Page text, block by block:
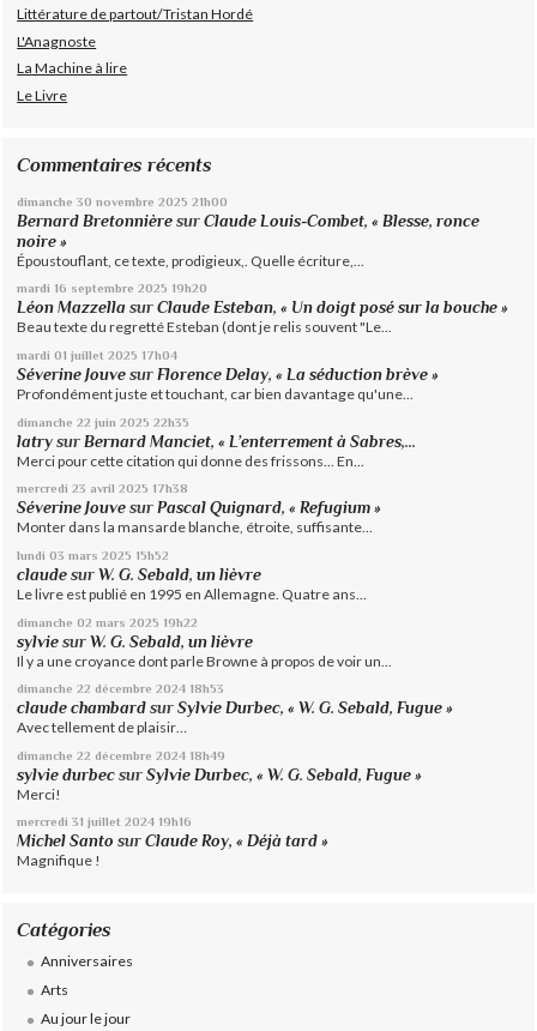
Littérature de partout/Tristan Hordé
L'Anagnoste
La Machine à lire
Le Livre
Commentaires récents
dimanche 30 novembre 2025 21h00
Bernard Bretonnière surClaude Louis-Combet, « Blesse, ronce
noire »
Époustouflant, ce texte, prodigieux,. Quelle écriture,...
mardi 16 septembre 2025 19h20
Léon Mazzella surClaude Esteban, « Un doigt posé sur la bouche »
Beau texte du regretté Esteban (dont je relis souvent "Le...
mardi 01 juillet 2025 17h04
Séverine Jouve surFlorence Delay, « La séduction brève »
Profondément juste et touchant, car bien davantage qu'une...
dimanche 22 juin 2025 22h35
latry surBernard Manciet, « L’enterrement à Sabres,...
Merci pour cette citation qui donne des frissons... En...
mercredi 23 avril 2025 17h38
Séverine Jouve surPascal Quignard, « Refugium »
Monter dans la mansarde blanche, étroite, suffisante...
lundi 03 mars 2025 15h52
claude surW. G. Sebald, un lièvre
Le livre est publié en 1995 en Allemagne. Quatre ans...
dimanche 02 mars 2025 19h22
sylvie surW. G. Sebald, un lièvre
Il y a une croyance dont parle Browne à propos de voir un...
dimanche 22 décembre 2024 18h53
claude chambard surSylvie Durbec, « W. G. Sebald, Fugue »
Avec tellement de plaisir…
dimanche 22 décembre 2024 18h49
sylvie durbec surSylvie Durbec, « W. G. Sebald, Fugue »
Merci!
mercredi 31 juillet 2024 19h16
Michel Santo surClaude Roy, « Déjà tard »
Magnifique !
Catégories
Anniversaires
Arts
Au jour le jour